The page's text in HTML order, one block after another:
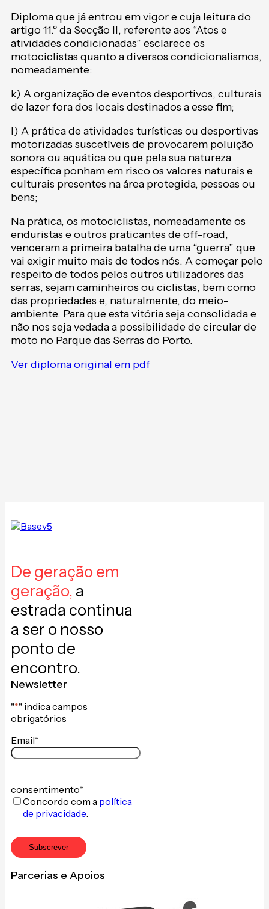
Diploma que já entrou em vigor e cuja leitura do
artigo 11.º da Secção II, referente aos “Atos e
atividades condicionadas” esclarece os
motociclistas quanto a diversos condicionalismos,
nomeadamente:
k) A organização de eventos desportivos, culturais
de lazer fora dos locais destinados a esse fim;
l) A prática de atividades turísticas ou desportivas
motorizadas suscetíveis de provocarem poluição
sonora ou aquática ou que pela sua natureza
específica ponham em risco os valores naturais e
culturais presentes na área protegida, pessoas ou
bens;
Na prática, os motociclistas, nomeadamente os
enduristas e outros praticantes de off-road,
venceram a primeira batalha de uma “guerra” que
vai exigir muito mais de todos nós. A começar pelo
respeito de todos pelos outros utilizadores das
serras, sejam caminheiros ou ciclistas, bem como
das propriedades e, naturalmente, do meio-
ambiente. Para que esta vitória seja consolidada e
não nos seja vedada a possibilidade de circular de
moto no Parque das Serras do Porto.
Ver diploma original em pdf
De geração em
geração, a
estrada continua
a ser o nosso
ponto de
encontro.
Newsletter
"*" indica campos
obrigatórios
Email*
consentimento*
Concordo com a política
de privacidade
Subscrever
Parcerias e Apoios